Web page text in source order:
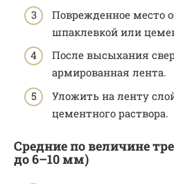
Поврежденное место
шпаклевкой или
После высыхания
армированная лента.
Уложить на ленту
цементного раствора.
Средние по величине
до 6–10 мм)